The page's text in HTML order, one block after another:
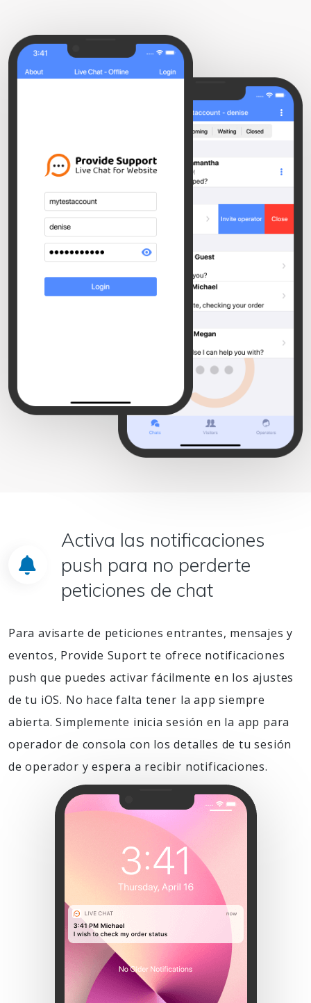
Activa las notificaciones
push para no perderte
peticiones de chat
Para avisarte de peticiones entrantes, mensajes y
eventos, Provide Suport te ofrece notificaciones
push que puedes activar fácilmente en los ajustes
de tu iOS. No hace falta tener la app siempre
abierta. Simplemente inicia sesión en la app para
operador de consola con los detalles de tu sesión
de operador y espera a recibir notificaciones.